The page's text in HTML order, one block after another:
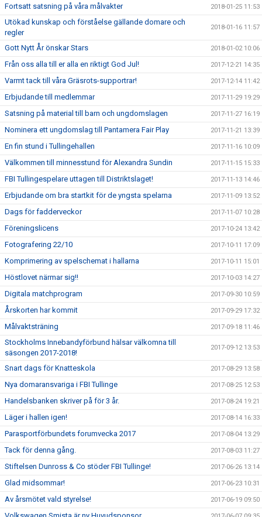
Fortsatt satsning på våra målvakter 2018-01-25 11:53
Utökad kunskap och förståelse gällande domare och
regler
2018-01-16 11:57
Gott Nytt År önskar Stars 2018-01-02 10:06
Från oss alla till er alla en riktigt God Jul! 2017-12-21 14:35
Varmt tack till våra Gräsrots-supportrar! 2017-12-14 11:42
Erbjudande till medlemmar 2017-11-29 19:29
Satsning på material till barn och ungdomslagen 2017-11-27 16:19
Nominera ett ungdomslag till Pantamera Fair Play 2017-11-21 13:39
En fin stund i Tullingehallen 2017-11-16 10:09
Välkommen till minnesstund för Alexandra Sundin 2017-11-15 15:33
FBI Tullingespelare uttagen till Distriktslaget! 2017-11-13 14:46
Erbjudande om bra startkit för de yngsta spelarna 2017-11-09 13:52
Dags för fadderveckor 2017-11-07 10:28
Föreningslicens 2017-10-24 13:42
Fotografering 22/10 2017-10-11 17:09
Komprimering av spelschemat i hallarna 2017-10-11 15:01
Höstlovet närmar sig!! 2017-10-03 14:27
Digitala matchprogram 2017-09-30 10:59
Årskorten har kommit 2017-09-29 17:32
Målvaktsträning 2017-09-18 11:46
Stockholms Innebandyförbund hälsar välkomna till
säsongen 2017-2018!
2017-09-12 13:53
Snart dags för Knatteskola 2017-08-29 13:58
Nya domaransvariga i FBI Tullinge 2017-08-25 12:53
Handelsbanken skriver på för 3 år. 2017-08-24 19:21
Läger i hallen igen! 2017-08-14 16:33
Parasportförbundets forumvecka 2017 2017-08-04 13:29
Tack för denna gång. 2017-08-03 11:27
Stiftelsen Dunross & Co stöder FBI Tullinge! 2017-06-26 13:14
Glad midsommar! 2017-06-23 10:31
Av årsmötet vald styrelse! 2017-06-19 09:50